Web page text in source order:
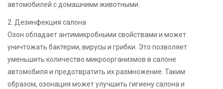
автомобилей с домашними животными.
2. Дезинфекция салона
Озон обладает антимикробными свойствами и может
уничтожать бактерии, вирусы и грибки. Это позволяет
уменьшить количество микроорганизмов в салоне
автомобиля и предотвратить их размножение. Таким
образом, озонация может улучшить гигиену салона и